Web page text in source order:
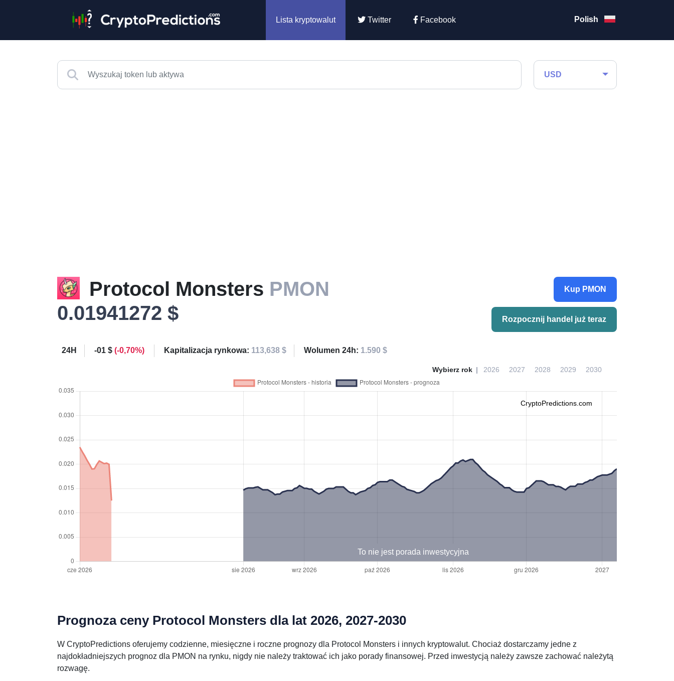
Lista kryptowalut Twitter Facebook Polish
USD
Protocol Monsters PMON
0.01941272 $
Kup PMON
Rozpocznij handel już teraz
24H -01 $ (-0,70%) Kapitalizacja rynkowa: 113,638 $ Wolumen 24h: 1.590 $
Wybierz rok 2026 2027 2028 2029 2030
CryptoPredictions.com
To nie jest porada inwestycyjna
Prognoza ceny Protocol Monsters dla lat 2026, 2027-2030
W CryptoPredictions oferujemy codzienne, miesięczne i roczne prognozy dla Protocol Monsters i innych kryptowalut. Chociaż dostarczamy jedne z
najdokładniejszych prognoz dla PMON na rynku, nigdy nie należy traktować ich jako porady finansowej. Przed inwestycją należy zawsze zachować należytą
rozwagę.